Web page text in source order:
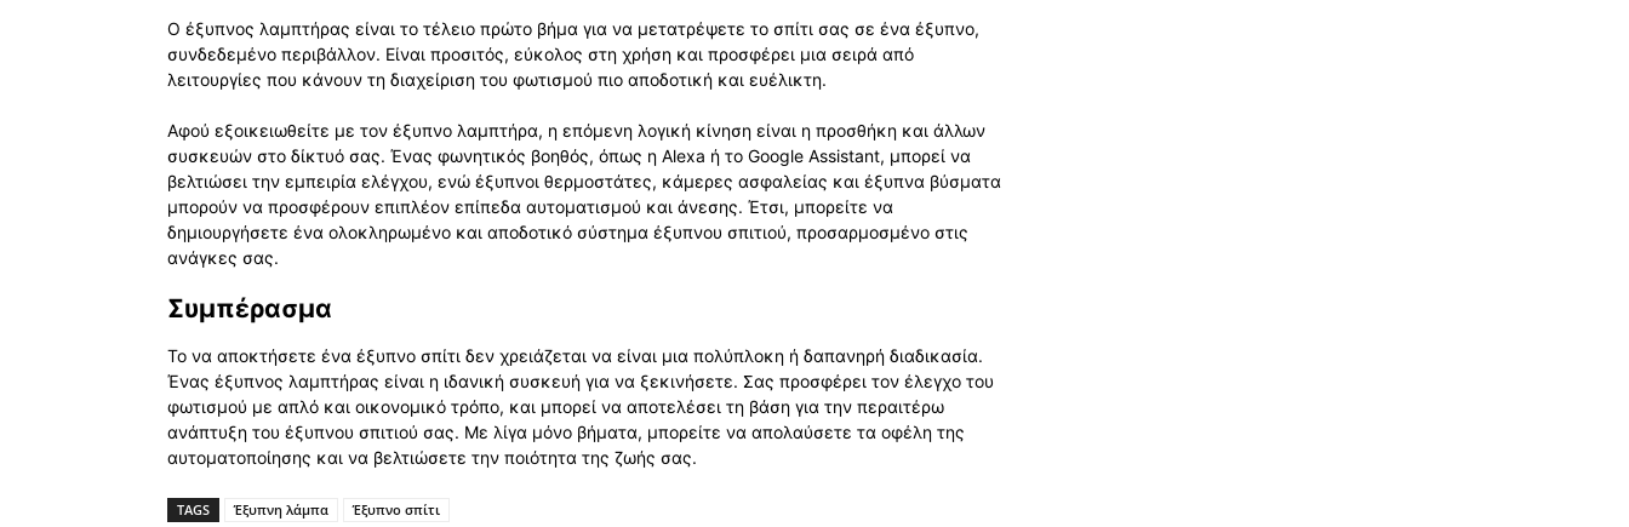
Ο έξυπνος λαμπτήρας είναι το τέλειο πρώτο βήμα για να μετατρέψετε το σπίτι σας σε ένα έξυπνο,
συνδεδεμένο περιβάλλον. Είναι προσιτός, εύκολος στη χρήση και προσφέρει μια σειρά από
λειτουργίες που κάνουν τη διαχείριση του φωτισμού πιο αποδοτική και ευέλικτη.
Αφού εξοικειωθείτε με τον έξυπνο λαμπτήρα, η επόμενη λογική κίνηση είναι η προσθήκη και άλλων
συσκευών στο δίκτυό σας. Ένας φωνητικός βοηθός, όπως η Alexa ή το Google Assistant, μπορεί να
βελτιώσει την εμπειρία ελέγχου, ενώ έξυπνοι θερμοστάτες, κάμερες ασφαλείας και έξυπνα βύσματα
μπορούν να προσφέρουν επιπλέον επίπεδα αυτοματισμού και άνεσης. Έτσι, μπορείτε να
δημιουργήσετε ένα ολοκληρωμένο και αποδοτικό σύστημα έξυπνου σπιτιού, προσαρμοσμένο στις
ανάγκες σας.
Συμπέρασμα
Το να αποκτήσετε ένα έξυπνο σπίτι δεν χρειάζεται να είναι μια πολύπλοκη ή δαπανηρή διαδικασία.
Ένας έξυπνος λαμπτήρας είναι η ιδανική συσκευή για να ξεκινήσετε. Σας προσφέρει τον έλεγχο του
φωτισμού με απλό και οικονομικό τρόπο, και μπορεί να αποτελέσει τη βάση για την περαιτέρω
ανάπτυξη του έξυπνου σπιτιού σας. Με λίγα μόνο βήματα, μπορείτε να απολαύσετε τα οφέλη της
αυτοματοποίησης και να βελτιώσετε την ποιότητα της ζωής σας.
TAGS Έξυπνη λάμπα Έξυπνο σπίτι